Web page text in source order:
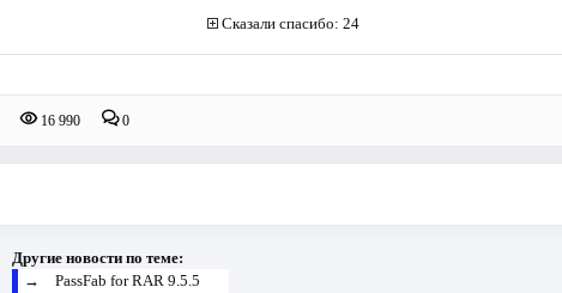
Сказали спасибо: 24
16 990 0
Другие новости по теме:
→PassFab for RAR 9.5.5